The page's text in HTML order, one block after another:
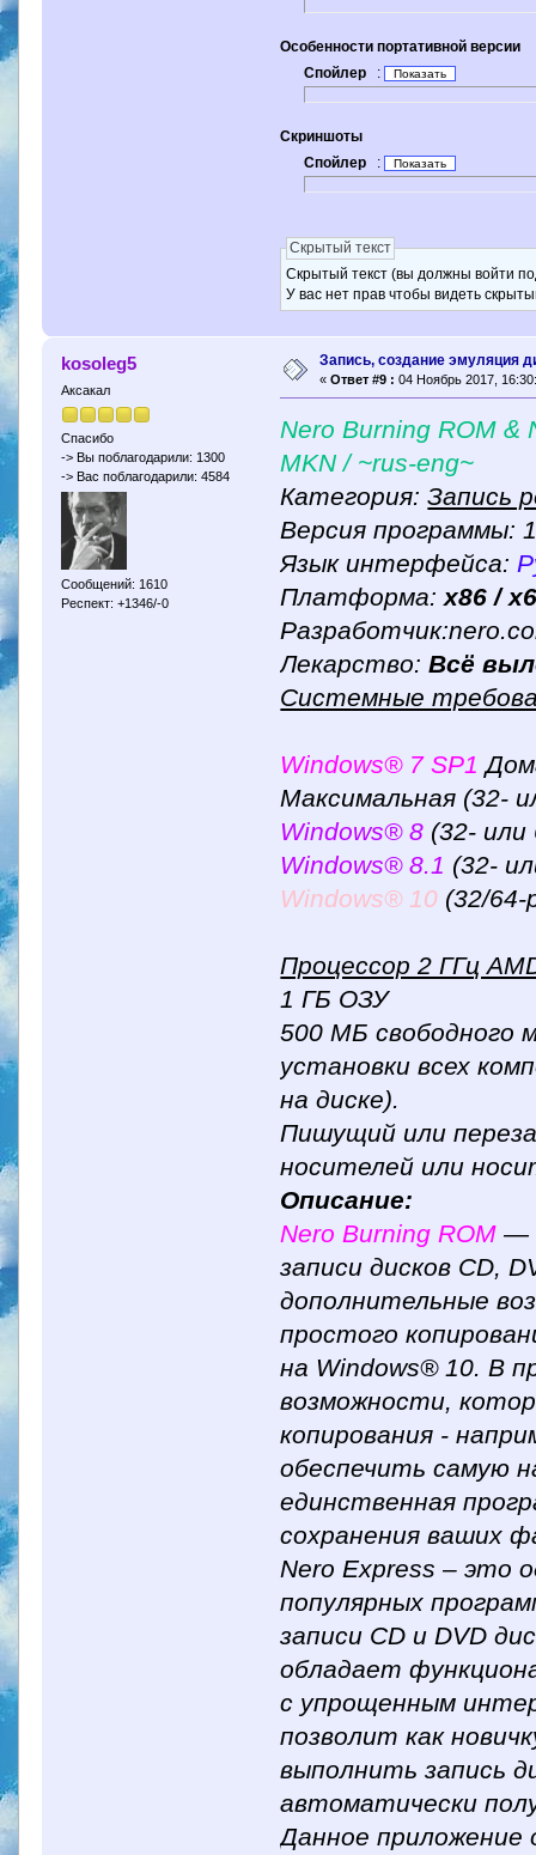
Особенности портативной версии
Спойлер
:
Скриншоты
Спойлер
:
Скрытый текст
Скрытый текст (вы должны войти
У вас нет прав чтобы видеть
kosoleg5
Аксакал
Спасибо
-> Вы поблагодарили: 1300
-> Вас поблагодарили: 4584
Сообщений: 1610
Респект: +1346/-0
Запись, создание эмуляция
« Ответ #9 : 04 Ноябрь 2017,
Nero Burning ROM &
MKN / ~rus-eng~
Категория:Запись
Версия программы:
Язык интерфейса:
Платформа:x86 /
Лекарство:Всё
Системные
Windows® 7 SP1
Максимальная (32-
Windows® 8 (32- или
Windows® 8.1 (32-
Windows® 10 (32/64-
Процессор 2 ГГц
1 ГБ ОЗУ
500 МБ свободного
установки всех
на диске).
Пишущий или
носителей или
Описание:
Nero Burning ROM—
записи дисков CD,
дополнительные
простого
на Windows® 10. В
возможности,
копирования -
обеспечить самую
единственная
сохранения ваших
Nero Express – это
популярных
записи CD и DVD
обладает
с упрощенным
позволит как
выполнить запись
автоматически
Данное